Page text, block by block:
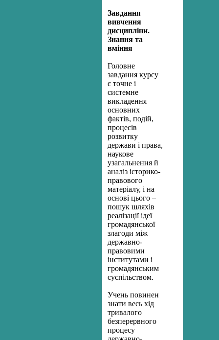
Завдання
вивчення
дисципліни.
Знання та
вміння
Головне
завдання курсу
є точне і
системне
викладення
основних
фактів, подій,
процесів
розвитку
держави і права,
наукове
узагальнення й
аналіз історико-
правового
матеріалу, і на
основі цього –
пошук шляхів
реалізації ідеї
громадянської
злагоди між
державно-
правовими
інститутами і
громадянським
суспільством.
Учень повинен
знати весь хід
тривалого
безперервного
процесу